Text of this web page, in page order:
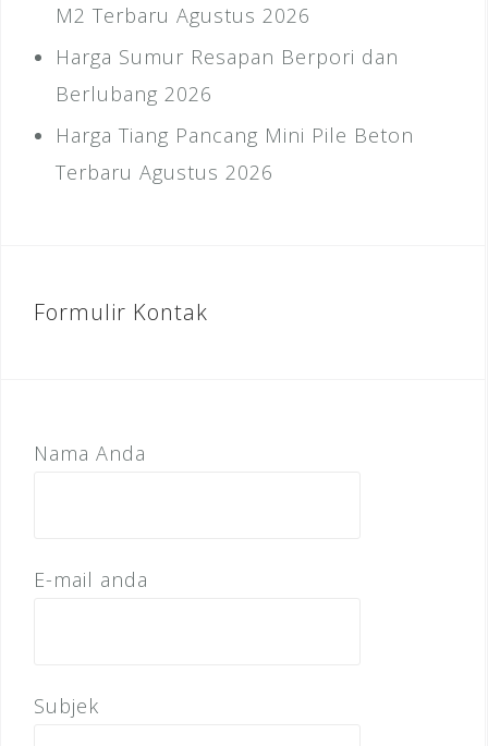
M2 Terbaru Agustus 2026
Harga Sumur Resapan Berpori dan
Berlubang 2026
Harga Tiang Pancang Mini Pile Beton
Terbaru Agustus 2026
Formulir Kontak
Nama Anda
E-mail anda
Subjek